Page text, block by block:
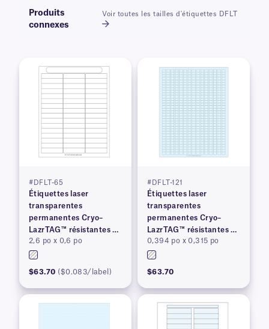
Produits
connexes
Voir toutes les tailles d'étiquettes DFLT
#DFLT-65
Étiquettes laser
transparentes
permanentes Cryo–
LazrTAG™ résistantes à
la cryogénie et à
l'autoclave
2,6 po x 0,6 po
$63.70 ($0.083/label)
#DFLT-121
Étiquettes laser
transparentes
permanentes Cryo–
LazrTAG™ résistantes à
la cryogénie et à
l'autoclave
0,394 po x 0,315 po
$63.70